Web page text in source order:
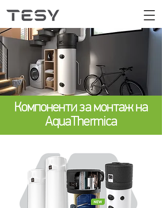
Компоненти за монтаж на
AquaThermica